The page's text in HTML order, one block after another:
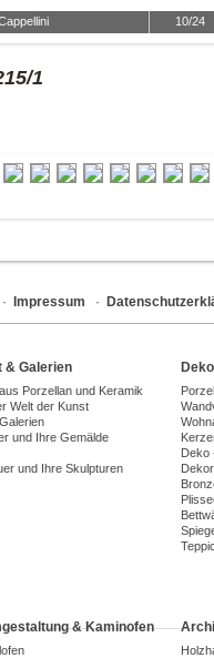
10/24
1
· Impressum ·
& Galerien
Porzellan und Keramik
Welt der Kunst
und Ihre Gemälde
und Ihre Skulpturen
Deko
& Kaminofen